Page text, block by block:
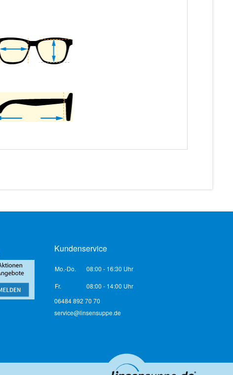
Kundenservice
Mo.-Do. 08:00 - 16:30 Uhr
Fr.
08:00 - 14:00 Uhr
06484 892 70 70
service@linsensuppe.de